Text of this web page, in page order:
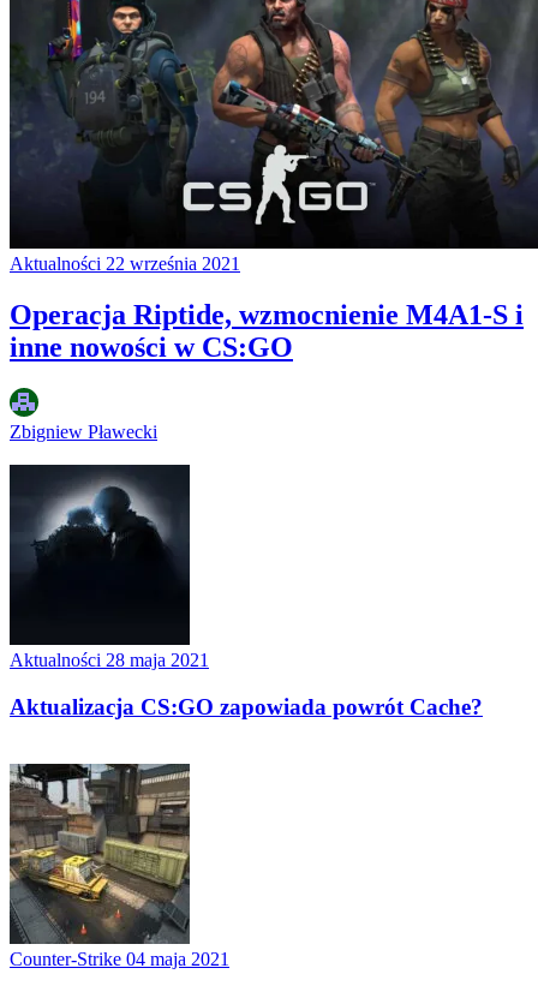
Aktualności 22 września 2021
Operacja Riptide, wzmocnienie M4A1-S i
inne nowości w CS:GO
Zbigniew Pławecki
Aktualności 28 maja 2021
Aktualizacja CS:GO zapowiada powrót Cache?
Counter-Strike 04 maja 2021